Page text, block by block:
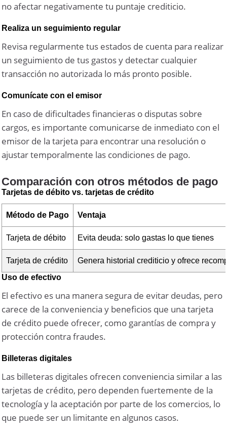
no afectar negativamente tu puntaje crediticio.
Realiza un seguimiento regular
Revisa regularmente tus estados de cuenta para realizar
un seguimiento de tus gastos y detectar cualquier
transacción no autorizada lo más pronto posible.
Comunícate con el emisor
En caso de dificultades financieras o disputas sobre
cargos, es importante comunicarse de inmediato con el
emisor de la tarjeta para encontrar una resolución o
ajustar temporalmente las condiciones de pago.
Comparación con otros métodos de pago
Tarjetas de débito vs. tarjetas de crédito
Método de Pago Ventaja
Tarjeta de débito Evita deuda: solo gastas lo que tienes
Tarjeta de crédito
Genera historial crediticio y ofrece
Uso de efectivo
El efectivo es una manera segura de evitar deudas, pero
carece de la conveniencia y beneficios que una tarjeta
de crédito puede ofrecer, como garantías de compra y
protección contra fraudes.
Billeteras digitales
Las billeteras digitales ofrecen conveniencia similar a las
tarjetas de crédito, pero dependen fuertemente de la
tecnología y la aceptación por parte de los comercios, lo
que puede ser un limitante en algunos casos.